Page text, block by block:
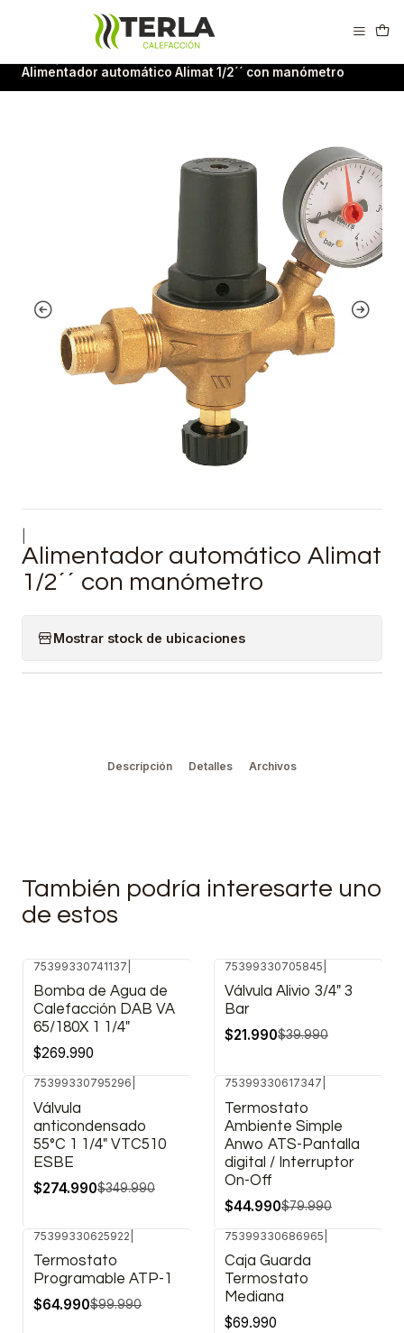
Calderas Easypell en Puerto Varas
Alimentador automático Alimat 1/2´´ con manómetro
Alimentador automático Alimat
1/2´´ con manómetro
Mostrar stock de ubicaciones
Descripción Detalles Archivos
También podría interesarte uno
de estos
75399330741137
Bomba de Agua de
Calefacción DAB VA
65/180X 1 1/4"
$269.990
-45%
OFF
75399330705845
Válvula Alivio 3/4" 3
Bar
$21.990$39.990
-21%
OFF
75399330795296
Válvula
anticondensado
55°C 1 1/4" VTC510
ESBE
$274.990$349.990
-44%
OFF
75399330617347
Termostato
Ambiente Simple
Anwo ATS-Pantalla
digital / Interruptor
On-Off
$44.990$79.990
-35%
OFF
75399330625922
Termostato
Programable ATP-1
$64.990$99.990
75399330686965
Caja Guarda
Termostato
Mediana
$69.990